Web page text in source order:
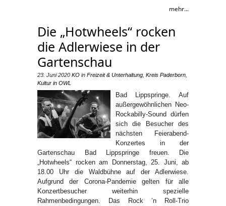
mehr...
Die „Hotwheels“ rocken
die Adlerwiese in der
Gartenschau
23. Juni 2020 KO in Freizeit & Unterhaltung Kreis Paderborn
Kultur in OWL
Bad Lippspringe. Auf
außergewöhnlichen Neo-
Rockabilly-Sound dürfen
sich die Besucher des
nächsten Feierabend-
Konzertes in der
Gartenschau Bad Lippspringe freuen. Die
„Hotwheels“ rocken am Donnerstag, 25. Juni, ab
18.00 Uhr die Waldbühne auf der Adlerwiese.
Aufgrund der Corona-Pandemie gelten für alle
Konzertbesucher weiterhin spezielle
Rahmenbedingungen. Das Rock ’n Roll-Trio